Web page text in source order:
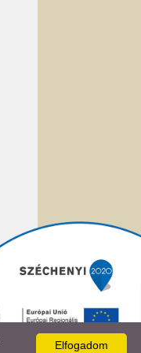
Elfogadom